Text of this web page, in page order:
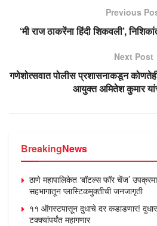
Previous
‘मी राज ठाकरेंना हिंदी शिकवली’,
Next Post
गणेशोत्सवात पोलीस प्रशासनाकडून कोणतेही
आयुक्त अमितेश कुमार
BreakingNews
ठाणे महापालिकेत ‘बॉटल्स फॉर चेंज’
सहभागातून प्लास्टिकमुक्तीची जनजागृती
११ ऑगस्टपासून दुधाचे दर कडाडणार!
टक्क्यांपर्यंत महागणार